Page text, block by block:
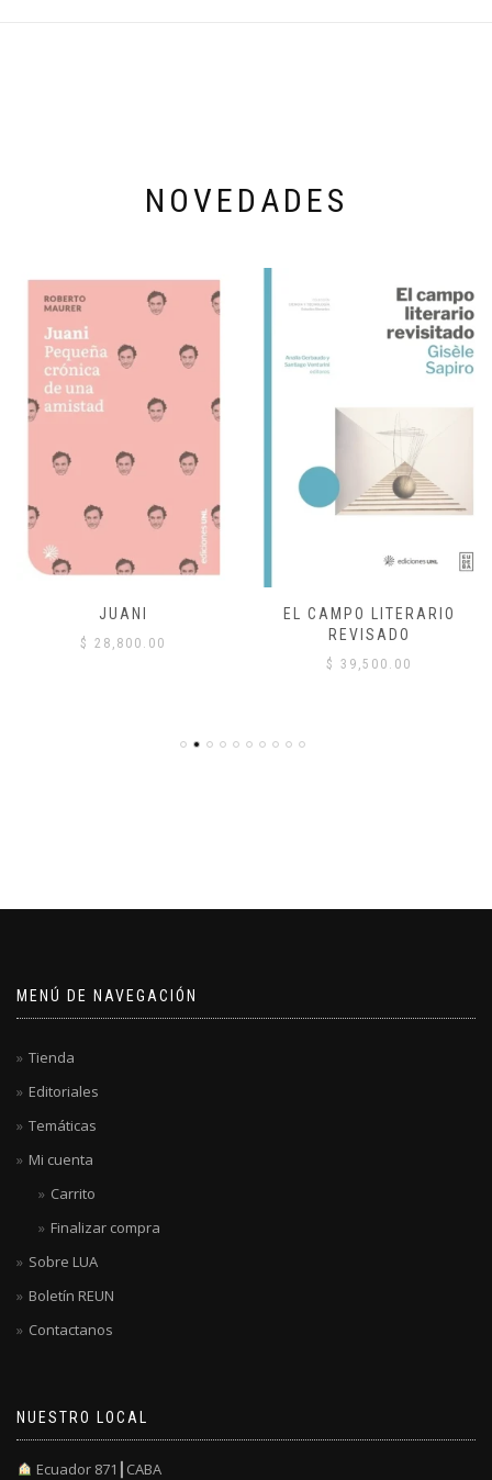
NOVEDADES
JUANI
$ 28,800.00
EL CAMPO LITERARIO
REVISADO
$ 39,500.00
MENÚ DE NAVEGACIÓN
Tienda
Editoriales
Temáticas
Mi cuenta
Carrito
Finalizar compra
Sobre LUA
Boletín REUN
Contactanos
NUESTRO LOCAL
Ecuador 871┃CABA